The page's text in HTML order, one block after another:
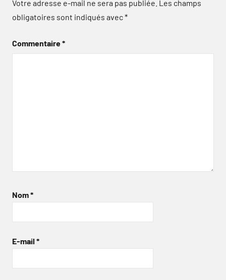
Votre adresse e-mail ne sera pas publiée. Les champs
obligatoires sont indiqués avec*
Commentaire*
Nom*
E-mail *